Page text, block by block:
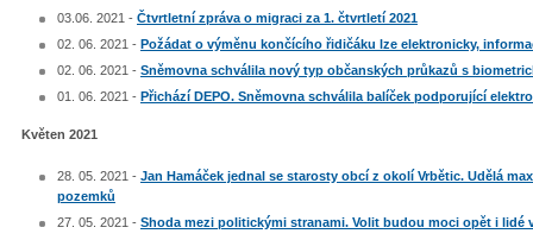
03.06. 2021 - Čtvrtletní zpráva o migraci za 1. čtvrtletí 2021
02. 06. 2021 - Požádat o výměnu končícího řidičáku lze elektronicky,
02. 06. 2021 - Sněmovna schválila nový typ občanských průkazů s
01. 06. 2021 - Přichází DEPO. Sněmovna schválila balíček podporující
Květen 2021
28. 05. 2021 - Jan Hamáček jednal se starosty obcí z okolí Vrbětic. Udělá
pozemků
27. 05. 2021 - Shoda mezi politickými stranami. Volit budou moci opět i lidé